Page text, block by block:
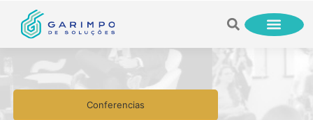
Conferencias